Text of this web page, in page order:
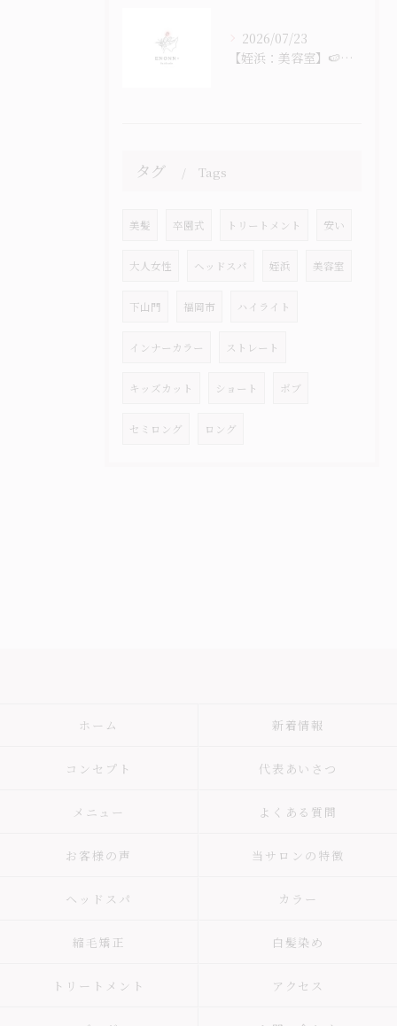
2026/07/23
【姪浜：美容室】🍉なつ！ナツ！夏！！！🎐
タグ Tags
美髪 卒園式 トリートメント 安い
大人女性 ヘッドスパ 姪浜 美容室
下山門 福岡市 ハイライト
インナーカラー ストレート
キッズカット ショート ボブ
セミロング ロング
ホーム 新着情報
コンセプト 代表あいさつ
メニュー よくある質問
お客様の声 当サロンの特徴
ヘッドスパ カラー
縮毛矯正 白髪染め
トリートメント アクセス